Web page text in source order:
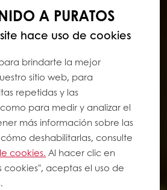
A PURATOS
hace uso de cookies
brindarte la mejor
sitio web, para
repetidas y las
para medir y analizar el
más información sobre las
deshabilitarlas, consulte
cookies. Al hacer clic en
cookies", aceptas el uso de